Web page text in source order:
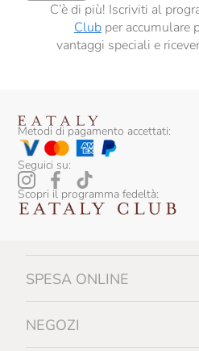
C’è di più! Iscriviti al
Clubper accumulare
vantaggi speciali e
Metodi di pagamento accettati:
Seguici su:
Scopri il programma fedeltà:
SPESA ONLINE
NEGOZI